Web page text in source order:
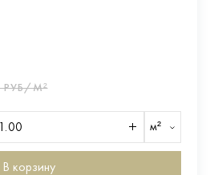
РУБ/М²
м²
В корзину